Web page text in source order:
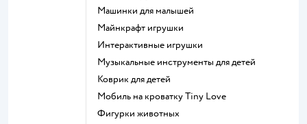
Машинки для малышей
Майнкрафт игрушки
Интерактивные игрушки
Музыкальные инструменты для детей
Коврик для детей
Мобиль на кроватку Tiny Love
Фигурки животных